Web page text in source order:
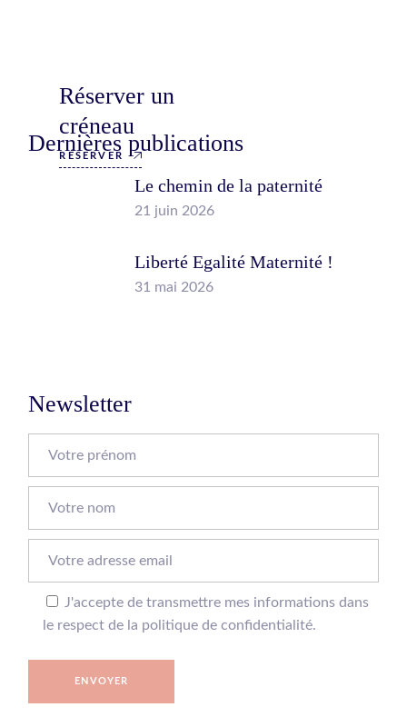
Réserver un
créneau
RÉSERVER
Dernières publications
Le chemin de la paternité
21 juin 2026
Liberté Egalité Maternité !
31 mai 2026
Newsletter
J'accepte de transmettre mes informations dans
le respect de la politique de confidentialité.
ENVOYER